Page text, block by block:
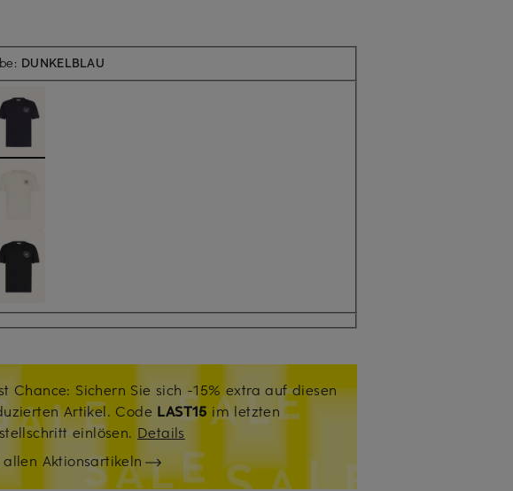
DUNKELBLAU
Chance: Sichern Sie sich -15% extra auf diesen
Artikel. Code LAST15 im letzten
einlösen. Details
allen Aktionsartikeln